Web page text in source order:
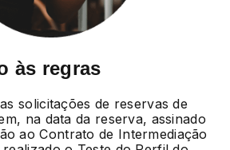
às regras
solicitações de reservas de
na data da reserva, assinado
ao Contrato de Intermediação